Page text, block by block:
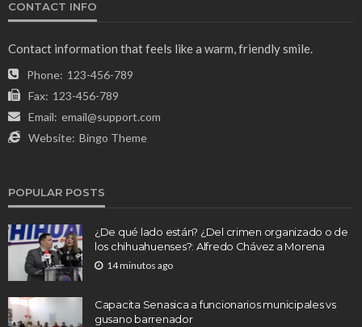
CONTACT INFO
Contact information that feels like a warm, friendly smile.
Phone: 123-456-789
Fax: 123-456-789
Email: email@support.com
Website: Bingo Theme
POPULAR POSTS
¿De qué lado están? ¿Del crimen organizado o de
los chihuahuenses?: Alfredo Chávez a Morena
14 minutos ago
Capacita Senasica a funcionarios municipales vs
gusano barrenador